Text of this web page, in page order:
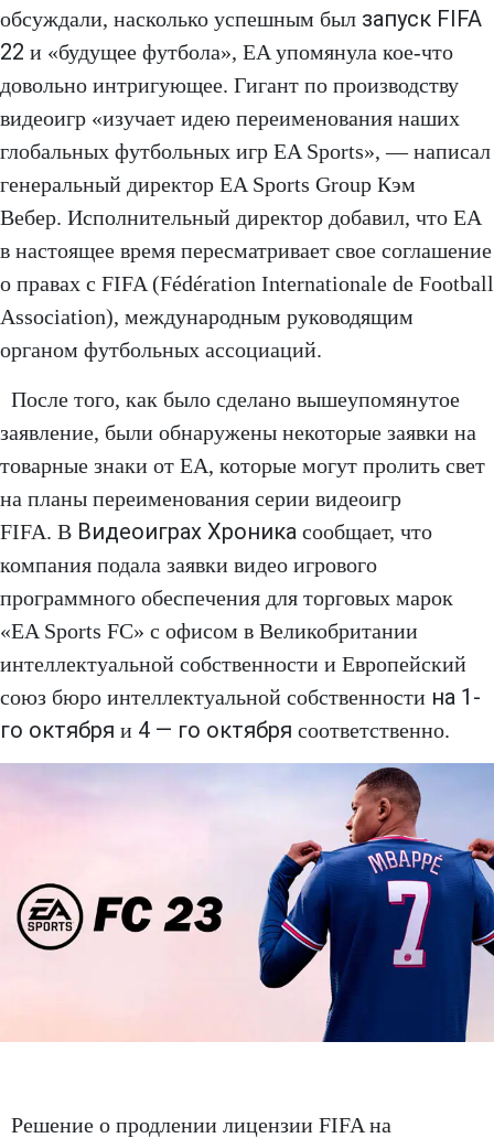
обсуждали, насколько успешным был запуск FIFA
22 и «будущее футбола», EA упомянула кое-что
довольно интригующее. Гигант по производству
видеоигр «изучает идею переименования наших
глобальных футбольных игр EA Sports», — написал
генеральный директор EA Sports Group Кэм
Вебер. Исполнительный директор добавил, что EA
в настоящее время пересматривает свое соглашение
о правах с FIFA (Fédération Internationale de Football
Association), международным руководящим
органом футбольных ассоциаций.
После того, как было сделано вышеупомянутое
заявление, были обнаружены некоторые заявки на
товарные знаки от EA, которые могут пролить свет
на планы переименования серии видеоигр
FIFA. В Видеоиграх Хроника сообщает, что
компания подала заявки видео игрового
программного обеспечения для торговых марок
«EA Sports FC» с офисом в Великобритании
интеллектуальной собственности и Европейский
союз бюро интеллектуальной собственности на 1-
го октября и 4 — го октября соответственно.
Решение о продлении лицензии FIFA на